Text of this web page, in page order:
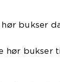
bukser
hør bukser